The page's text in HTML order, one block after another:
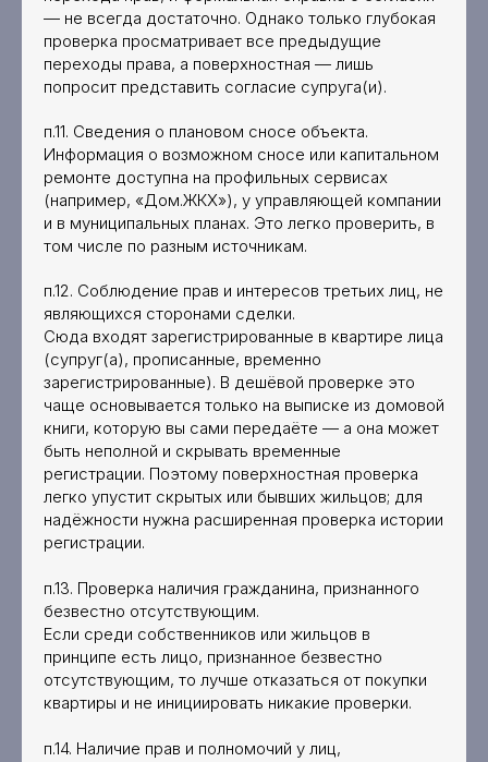
— не всегда достаточно. Однако только глубокая
проверка просматривает все предыдущие
переходы права, а поверхностная — лишь
попросит представить согласие супруга(и).
п.11. Сведения о плановом сносе объекта.
Информация о возможном сносе или капитальном
ремонте доступна на профильных сервисах
(например, «Дом.ЖКХ»), у управляющей компании
и в муниципальных планах. Это легко проверить, в
том числе по разным источникам.
п.12. Соблюдение прав и интересов третьих лиц, не
являющихся сторонами сделки.
Сюда входят зарегистрированные в квартире лица
(супруг(а), прописанные, временно
зарегистрированные). В дешёвой проверке это
чаще основывается только на выписке из домовой
книги, которую вы сами передаёте — а она может
быть неполной и скрывать временные
регистрации. Поэтому поверхностная проверка
легко упустит скрытых или бывших жильцов; для
надёжности нужна расширенная проверка истории
регистрации.
п.13. Проверка наличия гражданина, признанного
безвестно отсутствующим.
Если среди собственников или жильцов в
принципе есть лицо, признанное безвестно
отсутствующим, то лучше отказаться от покупки
квартиры и не инициировать никакие проверки.
п.14. Наличие прав и полномочий у лиц,